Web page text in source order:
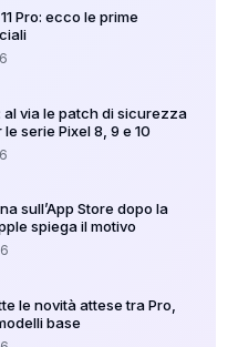
Pro: ecco le prime
al via le patch di sicurezza
serie Pixel 8, 9 e 10
sull’App Store dopo la
spiega il motivo
le novità attese tra Pro,
base